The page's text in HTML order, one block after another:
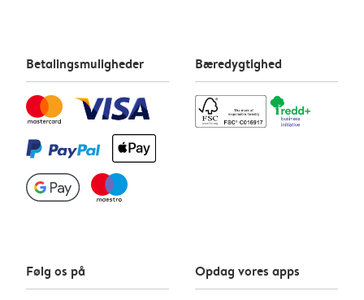
Betalingsmuligheder Bæredygtighed
Følg os på Opdag vores apps